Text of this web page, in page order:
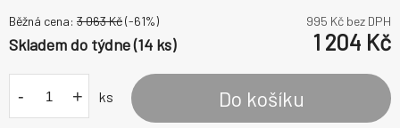
Běžná cena: 3 063Kč(-61%) 995 Kč bez DPH
Skladem do týdne (14 ks) 1 204 Kč
- + ks Do košíku